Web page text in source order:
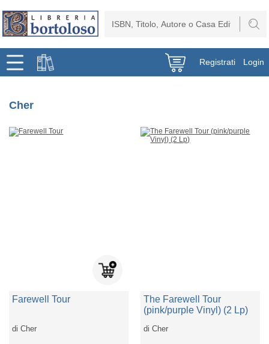
Registrati Login
Cher
Farewell Tour
diCher
The Farewell Tour
(pink/purple Vinyl) (2 Lp)
diCher